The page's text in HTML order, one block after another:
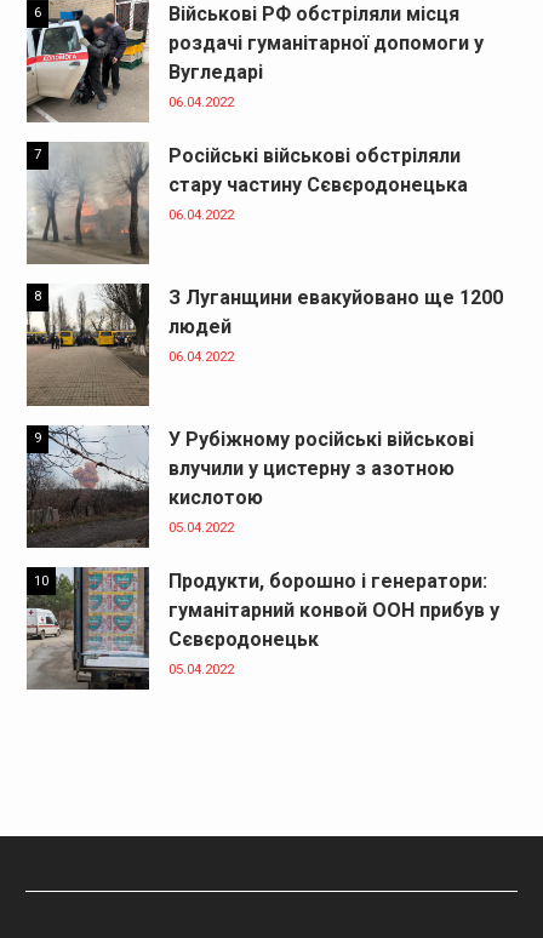
6
Військові РФ обстріляли місця
роздачі гуманітарної допомоги у
Вугледарі
06.04.2022
7
Російські військові обстріляли
стару частину Сєвєродонецька
06.04.2022
8
З Луганщини евакуйовано ще 1200
людей
06.04.2022
9
У Рубіжному російські військові
влучили у цистерну з азотною
кислотою
05.04.2022
10
Продукти, борошно і генератори:
гуманітарний конвой ООН прибув у
Сєвєродонецьк
05.04.2022